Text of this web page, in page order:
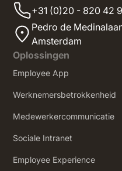
+31 (0)20 - 820 42
Pedro de
Amsterdam
Oplossingen
Employee App
Werknemersbetrokkenheid
Medewerkercommunicatie
Sociale Intranet
‍Employee Experience